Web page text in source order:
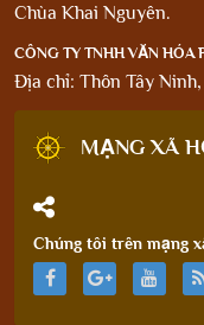
Chùa Khai Nguyên.
CÔNG TY TNHH VĂN HÓA
Địa chỉ: Thôn Tây
MẠNG XÃ
Chúng tôi trên mạng